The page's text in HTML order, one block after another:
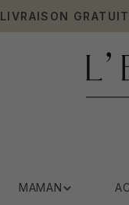
LIVRAISON
MAMAN